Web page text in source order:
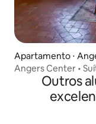
Apartamento ⋅
Angers Center •
Outros